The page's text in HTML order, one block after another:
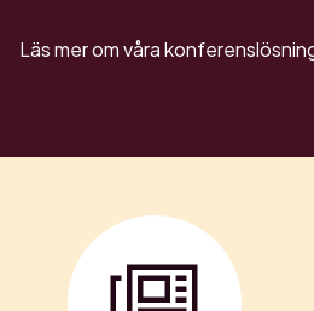
Läs mer om våra